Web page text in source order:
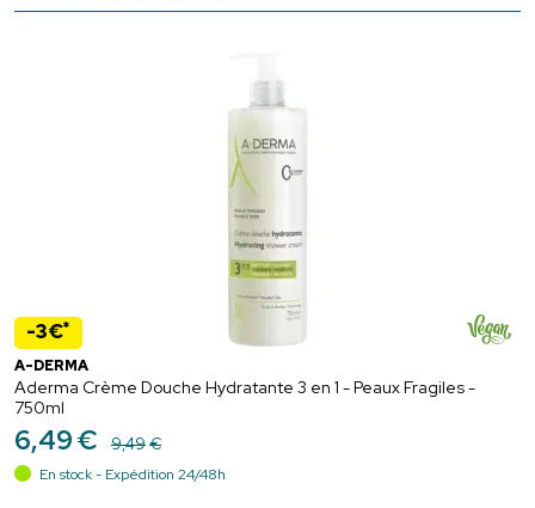
-3€*
A-DERMA
Aderma Crème Douche Hydratante 3 en 1 - Peaux Fragiles -
750ml
6,49€ 9,49€
En stock - Expédition 24/48h